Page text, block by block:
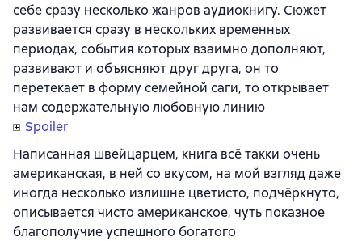
себе сразу несколько жанров аудиокнигу. Сюжет
развивается сразу в нескольких временных
периодах, события которых взаимно дополняют,
развивают и объясняют друг друга, он то
перетекает в форму семейной саги, то открывает
нам содержательную любовную линию
Spoiler
Написанная швейцарцем, книга всё такки очень
американская, в ней со вкусом, на мой взгляд даже
иногда несколько излишне цветисто, подчёркнуто,
описывается чисто американское, чуть показное
благополучие успешного богатого